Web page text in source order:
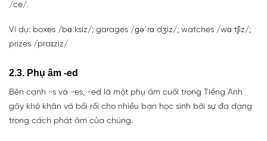
/ce/.
Ví dụ: boxes /bɑːksiz/; garages /ɡəˈrɑːdʒiz/; watches /wɑːtʃiz/;
prizes /praɪziz/
2.3. Phụ âm -ed
Bên cạnh -s và -es, -ed là một phụ âm cuối trong Tiếng Anh
gây khó khăn và bối rối cho nhiều bạn học sinh bởi sự đa dạng
trong cách phát âm của chúng.